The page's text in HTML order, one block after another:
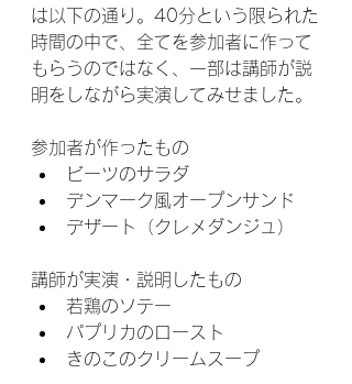
は以下の通り。40分という限られた
時間の中で、全てを参加者に作って
もらうのではなく、一部は講師が説
明をしながら実演してみせました。
参加者が作ったもの
ビーツのサラダ
デンマーク風オープンサンド
デザート（クレメダンジュ）
講師が実演・説明したもの
若鶏のソテー
パプリカのロースト
きのこのクリームスープ